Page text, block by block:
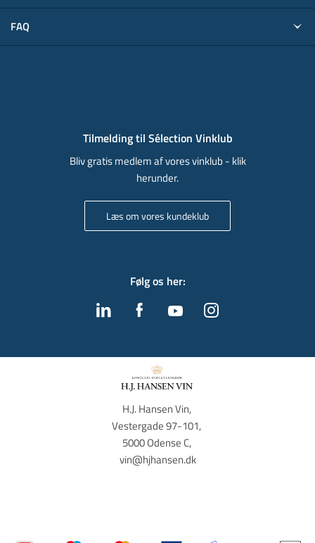
FAQ
Tilmelding til Sélection Vinklub
Bliv gratis medlem af vores vinklub - klik
herunder.
Læs om vores kundeklub
Følg os her:
H.J. Hansen Vin,
Vestergade 97-101,
5000 Odense C,
vin@hjhansen.dk